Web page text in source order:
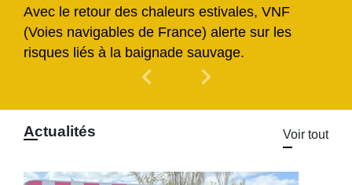
Avec le retour des chaleurs estivales, VNF
(Voies navigables de France) alerte sur les
risques liés à la baignade sauvage.
chevron_left Previous
chevron_right
Actualités Voir tout